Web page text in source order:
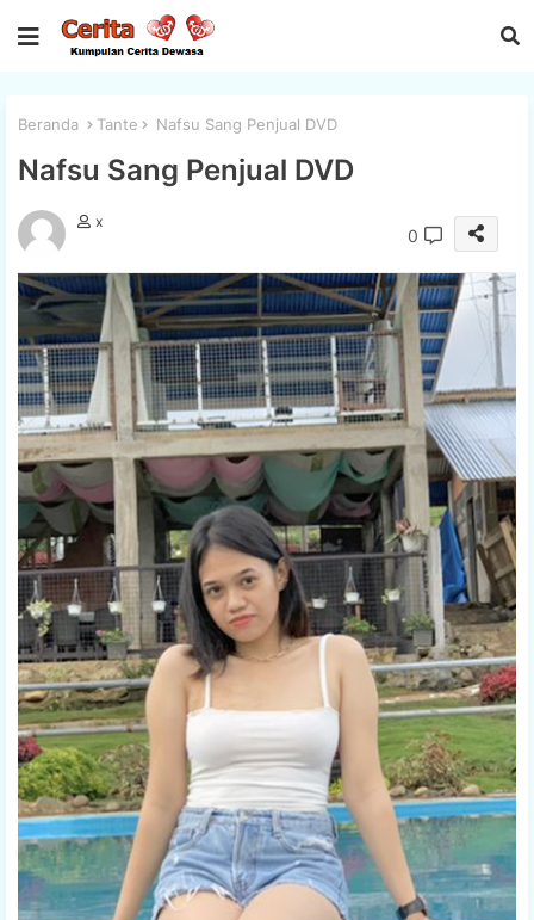
Beranda Tante Nafsu Sang Penjual DVD
Nafsu Sang Penjual DVD
x
0